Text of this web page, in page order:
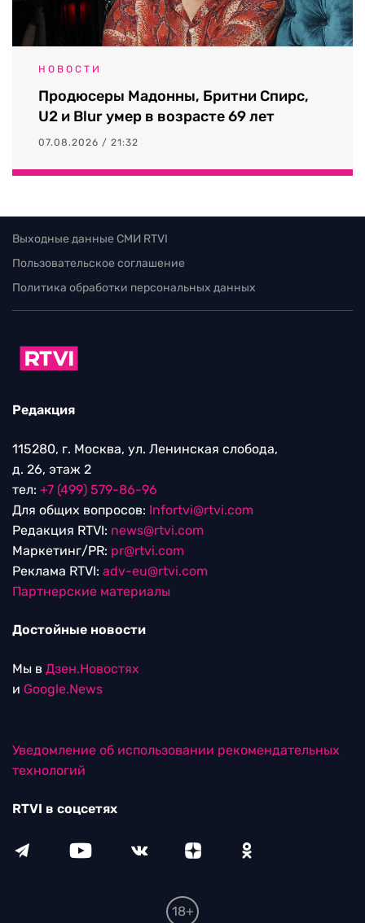
НОВОСТИ
Продюсеры Мадонны, Бритни Спирс,
U2 и Blur умер в возрасте 69 лет
07.08.2026 / 21:32
Выходные данные СМИ RTVI
Пользовательское соглашение
Политика обработки персональных данных
Редакция
115280, г. Москва, ул. Ленинская слобода,
д. 26, этаж 2
тел: +7 (499) 579-86-96
Для общих вопросов: Infortvi@rtvi.com
Редакция RTVI: news@rtvi.com
Маркетинг/PR: pr@rtvi.com
Реклама RTVI: adv-eu@rtvi.com
Партнерские материалы
Достойные новости
Мы в Дзен.Новостях
и Google.News
Уведомление об использовании рекомендательных
технологий
RTVI в соцсетях
18+